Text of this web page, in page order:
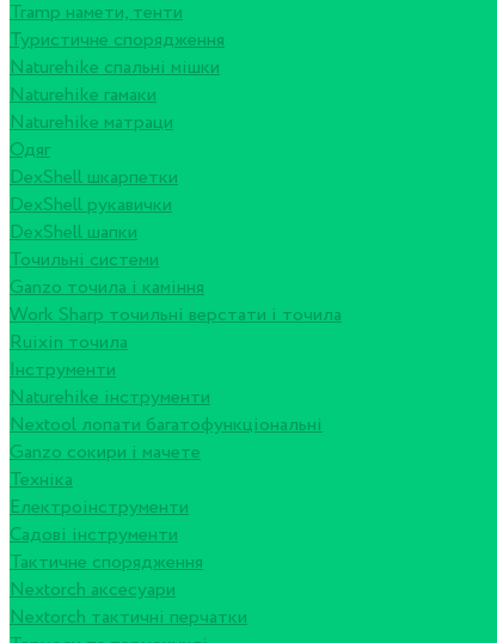
Tramp намети, тенти
Туристичне спорядження
Naturehike спальні мішки
Naturehike гамаки
Naturehike матраци
Одяг
DexShell шкарпетки
DexShell рукавички
DexShell шапки
Точильні системи
Ganzo точила і каміння
Work Sharp точильні верстати і точила
Ruixin точила
Інструменти
Naturehike інструменти
Nextool лопати багатофункціональні
Ganzo сокири і мачете
Техніка
Електроінструменти
Садові інструменти
Тактичне спорядження
Nextorch аксесуари
Nextorch тактичні перчатки